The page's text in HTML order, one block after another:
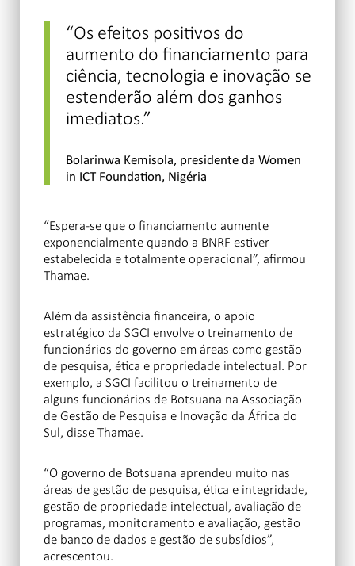
“Os efeitos positivos do
aumento do financiamento para
ciência, tecnologia e inovação se
estenderão além dos ganhos
imediatos.”
Bolarinwa Kemisola, presidente da Women
in ICT Foundation, Nigéria
“Espera-se que o financiamento aumente
exponencialmente quando a BNRF estiver
estabelecida e totalmente operacional”, afirmou
Thamae.
Além da assistência financeira, o apoio
estratégico da SGCI envolve o treinamento de
funcionários do governo em áreas como gestão
de pesquisa, ética e propriedade intelectual. Por
exemplo, a SGCI facilitou o treinamento de
alguns funcionários de Botsuana na Associação
de Gestão de Pesquisa e Inovação da África do
Sul, disse Thamae.
“O governo de Botsuana aprendeu muito nas
áreas de gestão de pesquisa, ética e integridade,
gestão de propriedade intelectual, avaliação de
programas, monitoramento e avaliação, gestão
de banco de dados e gestão de subsídios”,
acrescentou.